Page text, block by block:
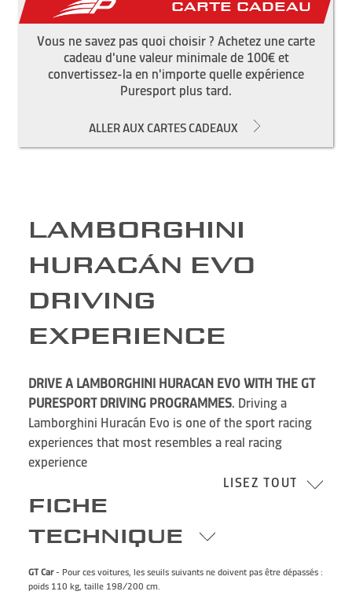
Carte cadeau
Vous ne savez pas quoi choisir ? Achetez une carte
cadeau d'une valeur minimale de 100€ et
convertissez-la en n'importe quelle expérience
Puresport plus tard.
ALLER AUX CARTES CADEAUX
LAMBORGHINI
HURACÁN EVO
DRIVING
EXPERIENCE
DRIVE A LAMBORGHINI HURACAN EVO WITH THE GT
PURESPORT DRIVING PROGRAMMES. Driving a
Lamborghini Huracán Evo is one of the sport racing
experiences that most resembles a real racing
experience
LISEZ TOUT
FICHE
TECHNIQUE
GT Car- Pour ces voitures, les seuils suivants ne doivent pas être dépassés :
poids 110 kg, taille 198/200 cm.